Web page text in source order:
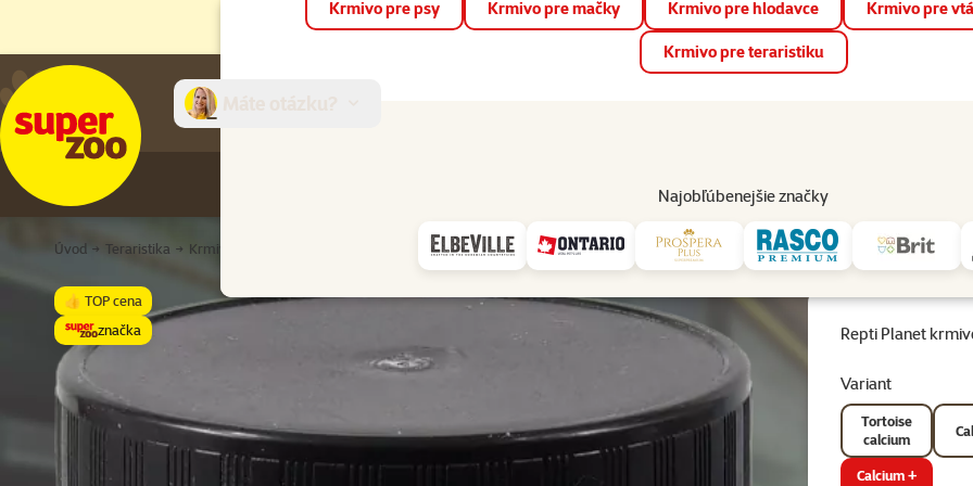
📱 Stiahnite si novú aplikáciu Super zoo.Viac informácií
Krmivo pre psy Krmivo pre mačky Krmivo pre hlodavce Krmivo pre
Krmivo pre teraristiku
Najobľúbenejšie značky
Predajne Služby
Úvod Teraristika Krmivo pre terárijné zvieratá Doplnkové krmivo a vitamíny Repti Planet krmivo doplnkové Calcium a D3 125 g
Repti Planet
Variant
Tortoise
calcium
Calcium +
👍 TOP cena
značka